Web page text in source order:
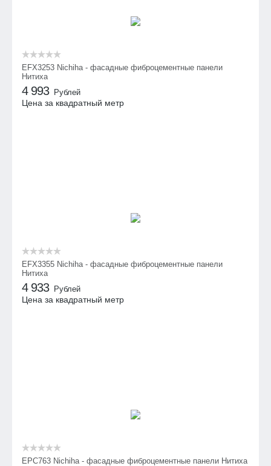
EFX3253 Nichiha - фасадные фиброцементные панели
Нитиха
4 993 Рублей
Цена за квадратный метр
EFX3355 Nichiha - фасадные фиброцементные панели
Нитиха
4 933 Рублей
Цена за квадратный метр
EPC763 Nichiha - фасадные фиброцементные панели Нитиха